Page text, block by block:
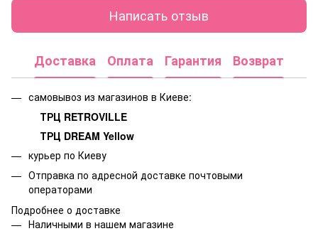
Написать отзыв
Доставка Оплата Гарантия Возврат
самовывоз из магазинов в Киеве:
ТРЦ RETROVILLE
ТРЦ DREAM Yellow
курьер по Киеву
Отправка по адресной доставке почтовыми
операторами
Подробнее о доставке
Наличными в нашем магазине